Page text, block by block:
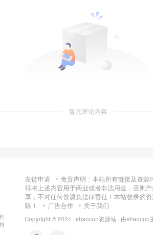
暂无评论内容
友链申请
免责声明：本站所有链接及资源
得将上述内容用于商业或者非法用途，否则
享，不对任何资源负法律责任！本站收录的
除！
广告合作 关于我们
Copyright © 2024 · shaocun资源站 · 由shaocun